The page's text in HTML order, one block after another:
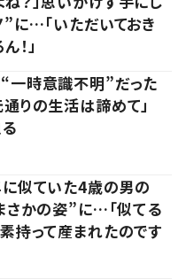
に…「いただいておき
！」
一時意識不明”だった
りの生活は諦めて」
に似ていた4歳の男の
さかの姿”に…「似てる
持って産まれたのです